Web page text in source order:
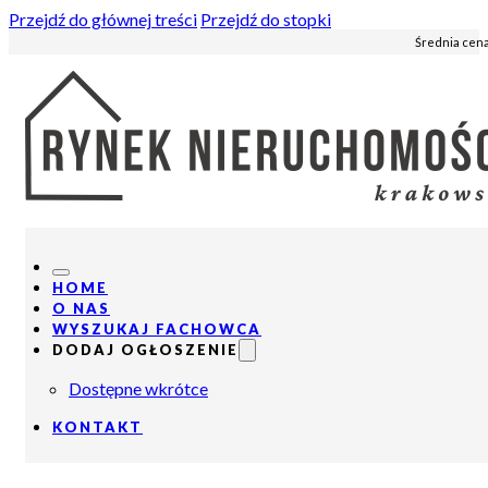
Przejdź do głównej treści Przejdź do stopki
Średnia
HOME
O NAS
WYSZUKAJ FACHOWCA
DODAJ OGŁOSZENIE
Dostępne wkrótce
KONTAKT